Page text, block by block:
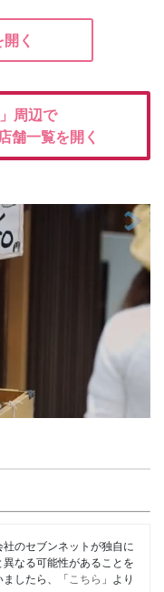
く
」周辺で
舗一覧を開く
のセブンネットが独自に
なる可能性があることを
したら、「 こちら 」より